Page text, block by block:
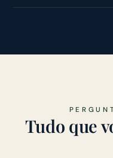
Tudo que